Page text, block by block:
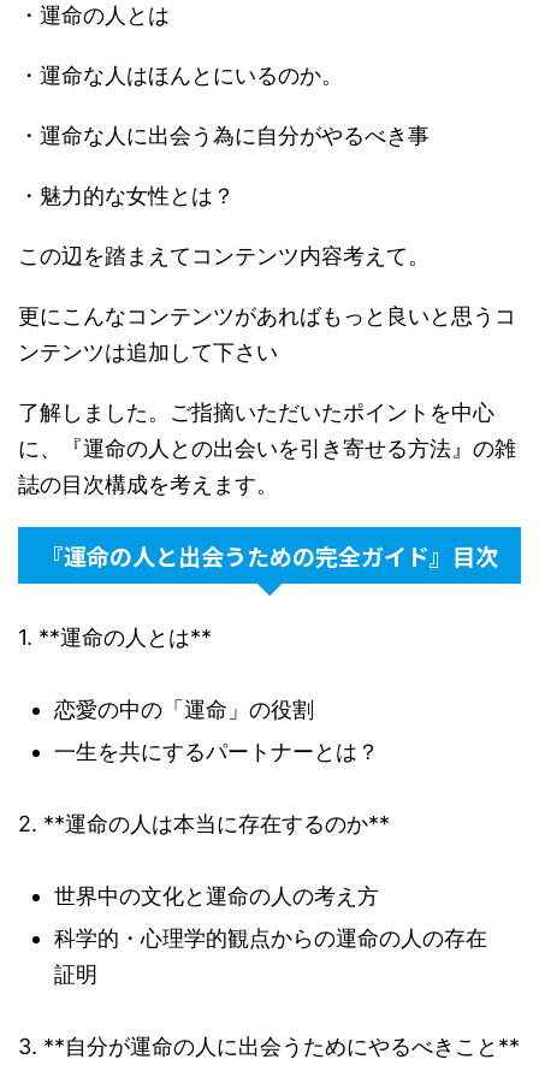
・運命の人とは
・運命な人はほんとにいるのか。
・運命な人に出会う為に自分がやるべき事
・魅力的な女性とは？
この辺を踏まえてコンテンツ内容考えて。
更にこんなコンテンツがあればもっと良いと思うコ
ンテンツは追加して下さい
了解しました。ご指摘いただいたポイントを中心
に、『運命の人との出会いを引き寄せる方法』の雑
誌の目次構成を考えます。
『運命の人と出会うための完全ガイド』目次
1. **運命の人とは**
恋愛の中の「運命」の役割
一生を共にするパートナーとは？
2. **運命の人は本当に存在するのか**
世界中の文化と運命の人の考え方
科学的・心理学的観点からの運命の人の存在
証明
3. **自分が運命の人に出会うためにやるべきこと**